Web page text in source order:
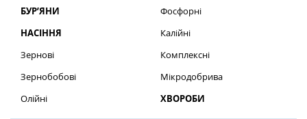
БУР’ЯНИ
НАСІННЯ
Зернові
Зернобобові
Олійні
Фосфорні
Калійні
Комплексні
Мікродобрива
ХВОРОБИ